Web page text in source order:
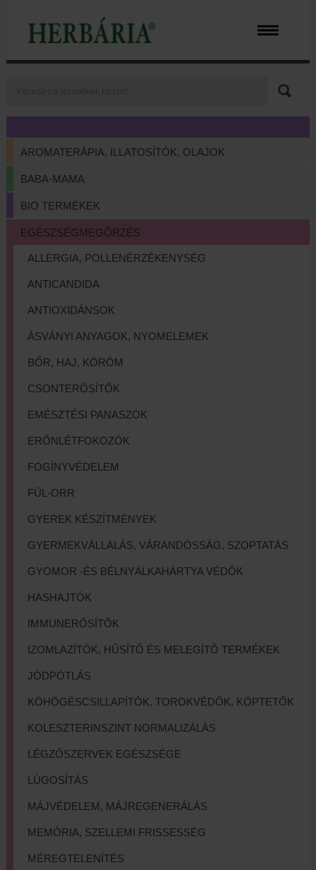
AROMATERÁPIA, ILLATOSÍTÓK, OLAJOK
BABA-MAMA
BIO TERMÉKEK
EGÉSZSÉGMEGŐRZÉS
ALLERGIA, POLLENÉRZÉKENYSÉG
ANTICANDIDA
ANTIOXIDÁNSOK
ÁSVÁNYI ANYAGOK, NYOMELEMEK
BŐR, HAJ, KÖRÖM
CSONTERŐSÍTŐK
EMÉSZTÉSI PANASZOK
ERŐNLÉTFOKOZÓK
FOGÍNYVÉDELEM
FÜL-ORR
GYEREK KÉSZÍTMÉNYEK
GYERMEKVÁLLALÁS, VÁRANDÓSSÁG, SZOPTATÁS
GYOMOR -ÉS BÉLNYÁLKAHÁRTYA VÉDŐK
HASHAJTÓK
IMMUNERŐSÍTŐK
IZOMLAZÍTÓK, HŰSÍTŐ ÉS MELEGÍTŐ TERMÉKEK
JÓDPÓTLÁS
KÖHÖGÉSCSILLAPÍTÓK, TOROKVÉDŐK, KÖPTETŐK
KOLESZTERINSZINT NORMALIZÁLÁS
LÉGZŐSZERVEK EGÉSZSÉGE
LÚGOSÍTÁS
MÁJVÉDELEM, MÁJREGENERÁLÁS
MEMÓRIA, SZELLEMI FRISSESSÉG
MÉREGTELENÍTÉS